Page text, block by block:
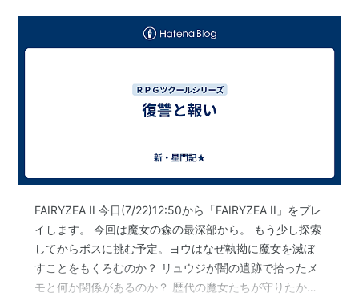
FAIRYZEA II 今日(7/22)12:50から「FAIRYZEA II」をプレ
イします。 今回は魔女の森の最深部から。 もう少し探索
してからボスに挑む予定。ヨウはなぜ執拗に魔女を滅ぼ
すことをもくろむのか？ リュウジが闇の遺跡で拾ったメ
モと何か関係があるのか？ 歴代の魔女たちが守りたかっ